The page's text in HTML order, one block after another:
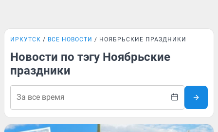
ИРКУТСК ВСЕ НОВОСТИ НОЯБРЬСКИЕ ПРАЗДНИКИ
Новости по тэгу Ноябрьские
праздники